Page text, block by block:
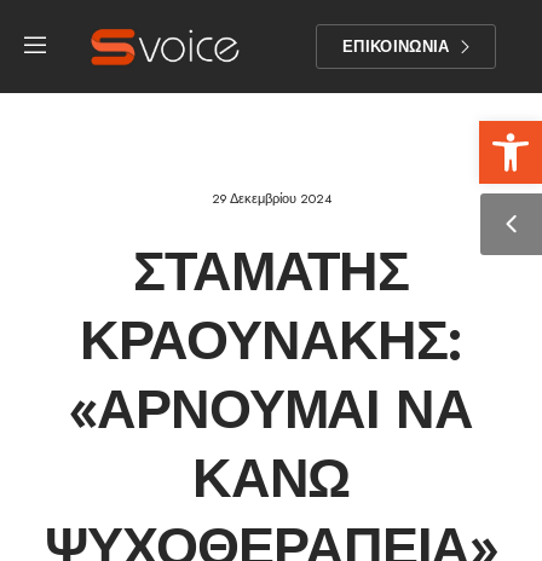
ΕΠΙΚΟΙΝΩΝΙΑ
29 Δεκεμβρίου 2024
ΣΤΑΜΆΤΗΣ
ΚΡΑΟΥΝΆΚΗΣ:
«ΑΡΝΟΎΜΑΙ ΝΑ
ΚΆΝΩ